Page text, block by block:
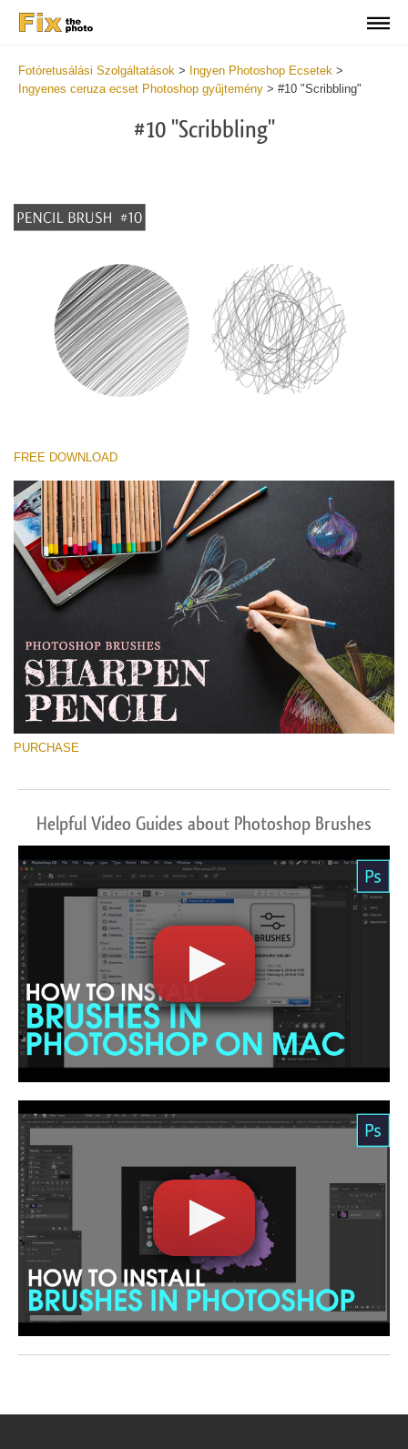
Fotóretusálási Szolgáltatások > Ingyen Photoshop Ecsetek >
Ingyenes ceruza ecset Photoshop gyűjtemény > #10 "Scribbling"
#10 "Scribbling"
Kérlek, válassz
Free Ps Brush #10
Sharpened Pencil
Ingyenes letöltés
FREE DOWNLOAD
PURCHASE
Helpful Video Guides about Photoshop Brushes